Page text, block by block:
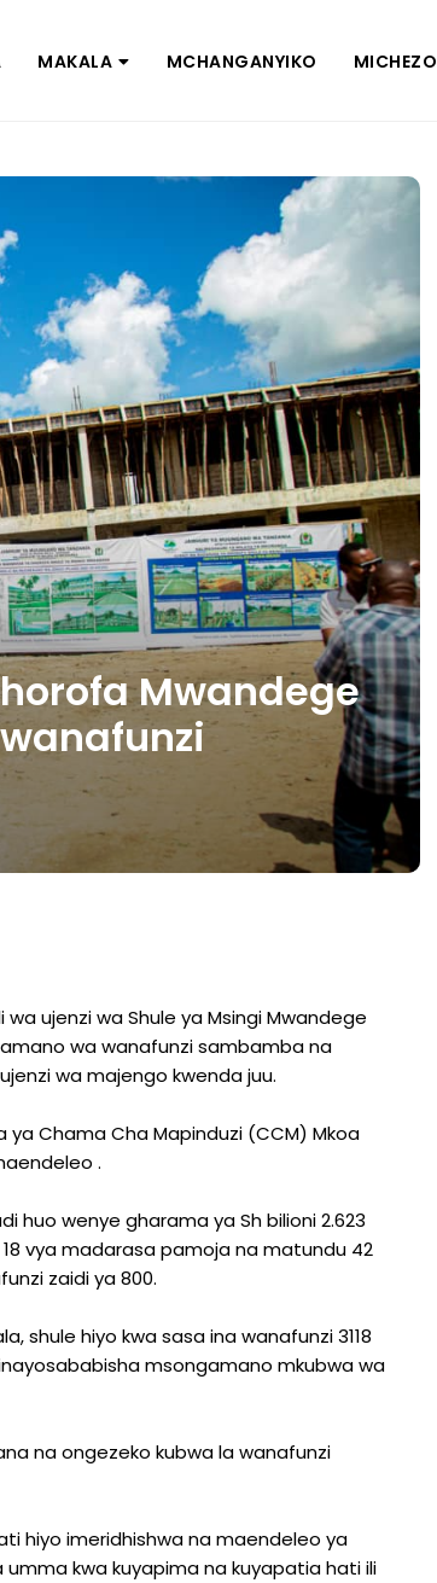
MAKALA MCHANGANYIKO MICHEZO
Mwandege
wa ujenzi wa Shule ya Msingi Mwandege
wa wanafunzi sambamba na
wa majengo kwenda juu.
Chama Cha Mapinduzi (CCM) Mkoa
.
huo wenye gharama ya Sh bilioni 2.623
vya madarasa pamoja na matundu 42
zaidi ya 800.
shule hiyo kwa sasa ina wanafunzi 3118
msongamano mkubwa wa
na ongezeko kubwa la wanafunzi
hiyo imeridhishwa na maendeleo ya
kwa kuyapima na kuyapatia hati ili